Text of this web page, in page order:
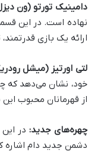
دامینیک تورتو (ون
نهاده است. در این
ارائه یک بازی
لتی اورتیز (میشل
خود، نشان می‌دهد که
از قهرمانان محبوب
چهره‌های جدید: در
دشمن جدید دام اشاره